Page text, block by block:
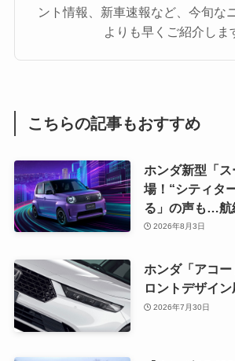
ント情報、新車速報など、今旬な
よりも早くご紹介しま
こちらの記事もおすすめ
ホンダ新型「
場！“シティタ
る」の声も…航
2026年8月3日
ホンダ「アコ
ロントデザイ
2026年7月30日